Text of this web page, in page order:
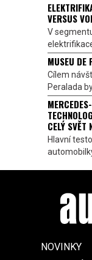
VERSUS
V
MUSEU DE
Cílem
Peralada
CELÝ
Hlavní
NOVINKY